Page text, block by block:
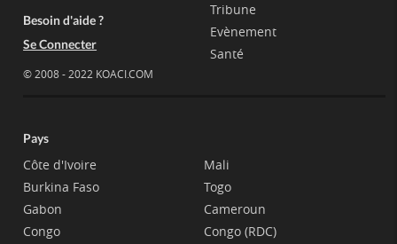
Besoin d'aide ?
Se Connecter
© 2008 - 2022 KOACI.COM
Tribune
Evènement
Santé
Pays
Côte d'Ivoire
Burkina Faso
Gabon
Congo
Mali
Togo
Cameroun
Congo (RDC)